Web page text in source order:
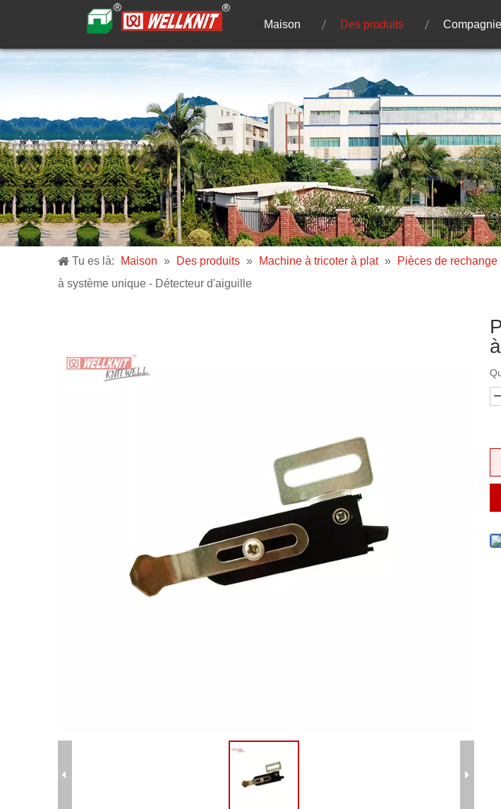
Maison Des produits Compagnie
Tu es là: Maison » Des produits » Machine à tricoter à plat » Pièces de
à système unique - Détecteur d'aiguille